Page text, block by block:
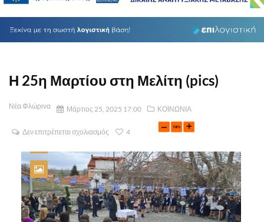
Η 25η Μαρτίου στη Μελίτη (pics)
Νέα Φλώρινα Μάρτιος 25, 2025 17:00 ΚΟΙΝΩΝΙΑ
Δεν επιτρέπεται σχολιασμός 4